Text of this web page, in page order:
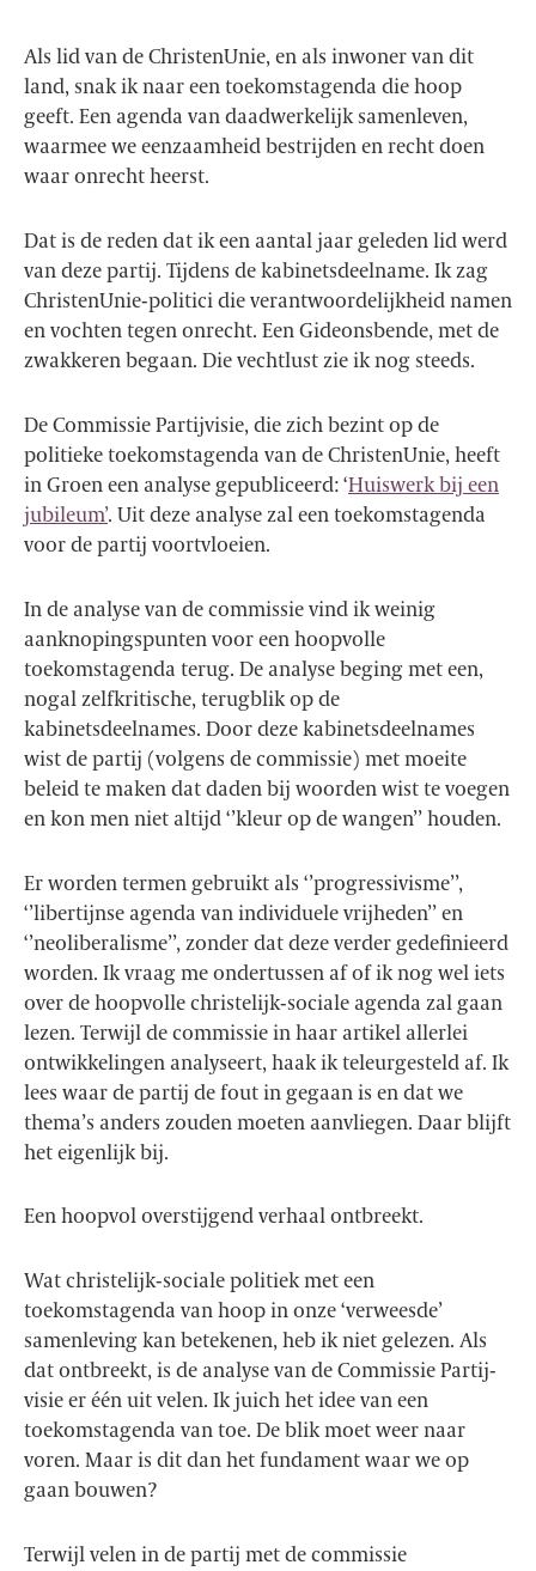
Als lid van de ChristenUnie, en als inwoner van dit
land, snak ik naar een toekomstagenda die hoop
geeft. Een agenda van daadwerkelijk samenleven,
waarmee we eenzaamheid bestrijden en recht doen
waar onrecht heerst.
Dat is de reden dat ik een aantal jaar geleden lid werd
van deze partij. Tijdens de kabinetsdeelname. Ik zag
ChristenUnie-politici die verantwoordelijkheid namen
en vochten tegen onrecht. Een Gideonsbende, met de
zwakkeren begaan. Die vechtlust zie ik nog steeds.
De Commissie Partijvisie, die zich bezint op de
politieke toekomstagenda van de ChristenUnie, heeft
in Groen een analyse gepubliceerd: ‘Huiswerk bij een
jubileum’. Uit deze analyse zal een toekomstagenda
voor de partij voortvloeien.
In de analyse van de commissie vind ik weinig
aanknopingspunten voor een hoopvolle
toekomstagenda terug. De analyse beging met een,
nogal zelfkritische, terugblik op de
kabinetsdeelnames. Door deze kabinetsdeelnames
wist de partij (volgens de commissie) met moeite
beleid te maken dat daden bij woorden wist te voegen
en kon men niet altijd ‘’kleur op de wangen’’ houden.
Er worden termen gebruikt als ‘’progressivisme’’,
‘’libertijnse agenda van individuele vrijheden’’ en
‘’neoliberalisme’’, zonder dat deze verder gedefinieerd
worden. Ik vraag me ondertussen af of ik nog wel iets
over de hoopvolle christelijk-sociale agenda zal gaan
lezen. Terwijl de commissie in haar artikel allerlei
ontwikkelingen analyseert, haak ik teleurgesteld af. Ik
lees waar de partij de fout in gegaan is en dat we
thema’s anders zouden moeten aanvliegen. Daar blijft
het eigenlijk bij.
Een hoopvol overstijgend verhaal ontbreekt.
Wat christelijk-sociale politiek met een
toekomstagenda van hoop in onze ‘verweesde’
samenleving kan betekenen, heb ik niet gelezen. Als
dat ontbreekt, is de analyse van de Commissie Partij-
visie er één uit velen. Ik juich het idee van een
toekomstagenda van toe. De blik moet weer naar
voren. Maar is dit dan het fundament waar we op
gaan bouwen?
Terwijl velen in de partij met de commissie